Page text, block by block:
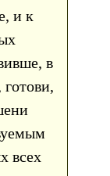
и к
в
всех